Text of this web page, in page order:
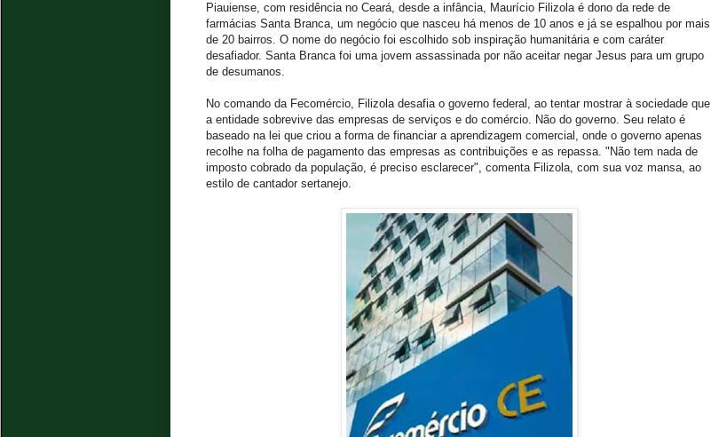
Piauiense, com residência no Ceará, desde a infância, Maurício Filizola é dono da rede de
farmácias Santa Branca, um negócio que nasceu há menos de 10 anos e já se espalhou por mais
de 20 bairros. O nome do negócio foi escolhido sob inspiração humanitária e com caráter
desafiador. Santa Branca foi uma jovem assassinada por não aceitar negar Jesus para um grupo
de desumanos.
No comando da Fecomércio, Filizola desafia o governo federal, ao tentar mostrar à sociedade que
a entidade sobrevive das empresas de serviços e do comércio. Não do governo. Seu relato é
baseado na lei que criou a forma de financiar a aprendizagem comercial, onde o governo apenas
recolhe na folha de pagamento das empresas as contribuições e as repassa. "Não tem nada de
imposto cobrado da população, é preciso esclarecer", comenta Filizola, com sua voz mansa, ao
estilo de cantador sertanejo.